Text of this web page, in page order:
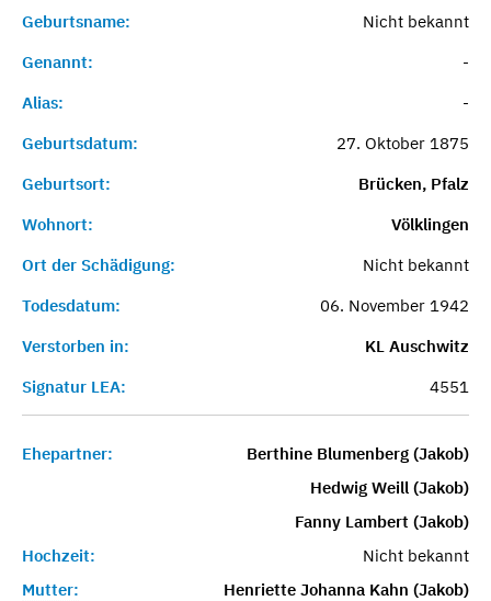
Geburtsname:
Nicht bekannt
Genannt:
-
Alias:
-
Geburtsdatum:
27. Oktober 1875
Geburtsort:
Brücken, Pfalz
Wohnort:
Völklingen
Ort der Schädigung:
Nicht bekannt
Todesdatum:
06. November 1942
Verstorben in:
KL Auschwitz
Signatur LEA:
4551
Ehepartner:
Berthine Blumenberg (Jakob)
Hedwig Weill (Jakob)
Fanny Lambert (Jakob)
Hochzeit:
Nicht bekannt
Mutter:
Henriette Johanna Kahn (Jakob)